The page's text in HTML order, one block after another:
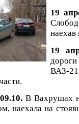
19
наехав
19
ВАЗ-
В Вахрушах
наехала на